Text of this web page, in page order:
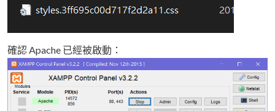
確認 Apache 已經被啟動：